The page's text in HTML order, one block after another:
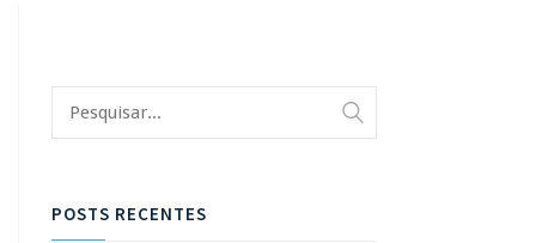
POSTS RECENTES